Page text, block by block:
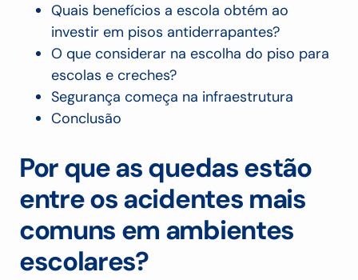
Quais benefícios a escola obtém ao
investir em pisos antiderrapantes?
O que considerar na escolha do piso para
escolas e creches?
Segurança começa na infraestrutura
Conclusão
Por que as quedas estão
entre os acidentes mais
comuns em ambientes
escolares?